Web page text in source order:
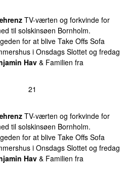
TV-værten og forkvinde for
til solskinsøen Bornholm.
for at blive Take Offs Sofa
i Onsdags Slottet og fredag
Hav & Familien fra
21
TV-værten og forkvinde for
til solskinsøen Bornholm.
for at blive Take Offs Sofa
i Onsdags Slottet og fredag
Hav & Familien fra